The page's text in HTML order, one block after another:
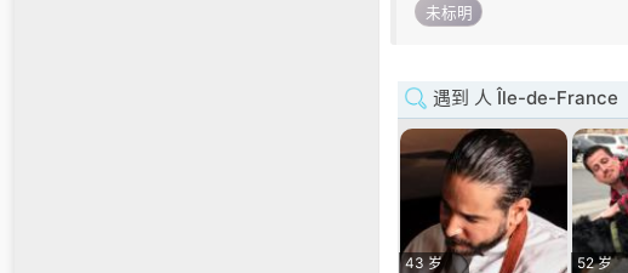
未标明
遇到 人 Île-de-France
43 岁
52 岁